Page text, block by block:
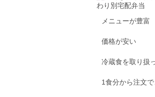
メニューが豊富
価格が安い
冷蔵食を取り扱
1食分から注文で